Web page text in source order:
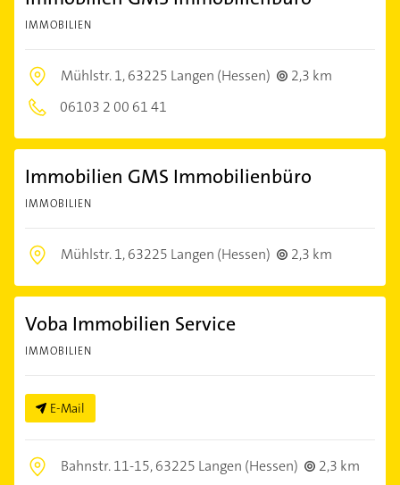
IMMOBILIEN
Mühlstr. 1,63225 Langen (Hessen)
2,3 km
06103 2 00 61 41
Immobilien GMS Immobilienbüro
IMMOBILIEN
Mühlstr. 1,63225 Langen (Hessen) 2,3 km
Voba Immobilien Service
IMMOBILIEN
E-Mail
Bahnstr. 11-15,63225 Langen (Hessen)
2,3 km